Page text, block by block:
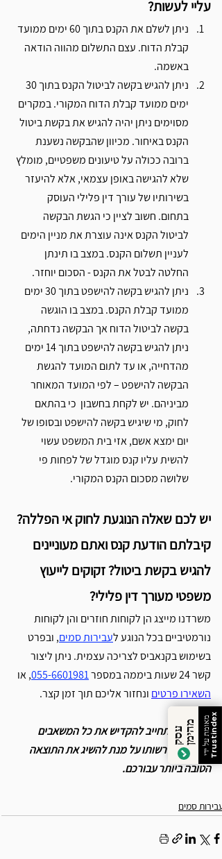
עליי לעשות?
ניתן לשלם את הקנס בתוך 60 ימים ממועד
קבלת הדוח. עצם התשלום מהווה הודאה
באשמה.
ימים ממועד קבלת הדוח המקורי. במקרים
מסוימים ניתן יהיה להגיש את בקשת ביטול
הקנס באיחור. מכיוון שהבקשה נשענת
ברובה ככולה על טיעונים משפטיים, מומלץ
שלא להגישה באופן עצמאי, אלא להיעזר
בשירותיו של עורך דין פלילי העוסק
בתחום. חשוב לציין כי הגשת הבקשה
לביטול הקנס אינה עוצרת את מניין הימים
לעניין תשלום הקנס. במצב בו תינתן
החלטה לבטל את הקנס - הסכום יוחזר.
ניתן להגיש בקשה להישפט בתוך 30 ימים
ממועד קבלת הקנס. במצב בו הוגשה
בקשה לביטול הדוח אך הבקשה נדחתה,
ניתן להגיש בקשה להישפט בתוך 14 ימים
מהדחייה, או עד לתום המועד להגשת
הבקשה להישפט – לפי המועד המאוחר
מביניהם. יש לקחת בחשבון  כי בהתאם
לחוק, מי שיגיש בקשה להישפט ובסופו של
יום ימצא אשם, אזי בית המשפט עשוי
להשית עליו קנס מוגדל של לפחות פי
שלושה מסכום הקנס המקורי.
יש לכם שאלה הנוגעת לחוק אי הפללה?
קיבלתם הודעת קנס ואתם מעוניינים
להגיש בקשת ביטול? זקוקים לייעוץ
משפטי מעורך דין פלילי?
משרדנו מייצג הן לקוחות חוזרים והן לקוחות
נורמטיביים בכל הנוגע לעבירות סמים, ובפרט
בשימוש בקנאביס לצריכה עצמית. ניתן ליצור
קשר 24 שעות ביממה במספר
055-6601981, או
השאירו פרטים ונחזור אליכם תוך זמן קצר.
משרדנו מתחייב להקדיש את כל המשאבים
העומדים לרשותו על מנת להשיג את התוצאה
הטובה ביותר עבורכם.
עבירות סמים
ע
ס
ק מ ה
י
מ ן מאומת על ידיTrustindex